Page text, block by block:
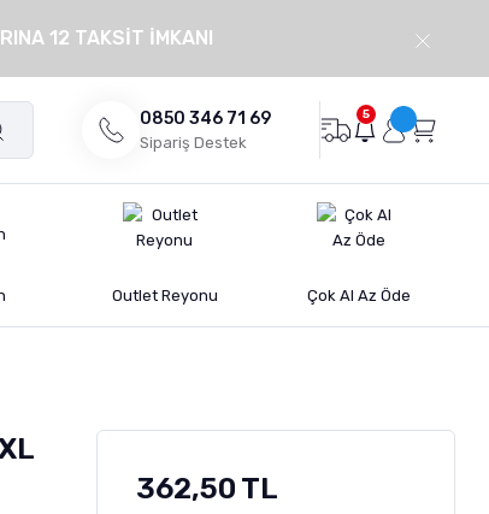
12 TAKSİT İMKANI
0850 346 71 69
Sipariş Destek
5
Outlet Reyonu Çok Al Az Öde
362,50 TL